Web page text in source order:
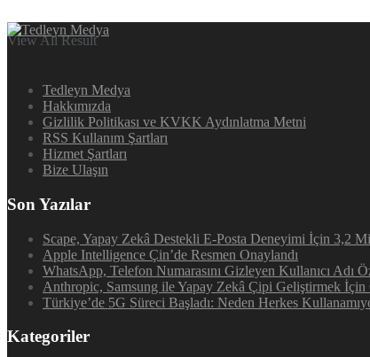
View All Result
Tedleyn Medya
Hakkımızda
Gizlilik Politikası ve KVKK Aydınlatma Metni
RSS Kullanım Şartları
Hizmet Şartları
Bize Ulaşın
Son Yazılar
Scape, Yapay Zekâ Destekli E-Posta Deneyimi İçin 3,2
Apple Intelligence Çin’de Resmen Onaylandı
WhatsApp, Telefon Numarasını Gizleyen Kullanıcı Adı
Anthropic, Samsung ile Yapay Zekâ Çipi Geliştirmek İçin
Türkiye’de 5G Süreci Başladı: Neden Herkes
Kategoriler